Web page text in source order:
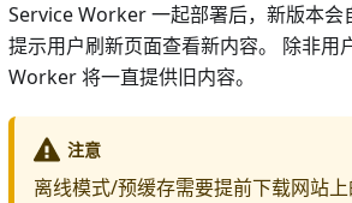
Service Worker 一起部署后，新版本会
提示用户刷新页面查看新内容。 除非用
Worker 将一直提供旧内容。
注意
离线模式/预缓存需要提前下载网站